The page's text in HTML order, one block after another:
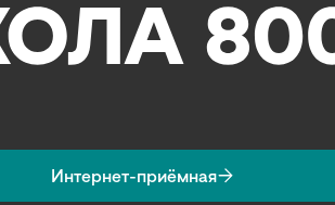
Интернет-приёмная